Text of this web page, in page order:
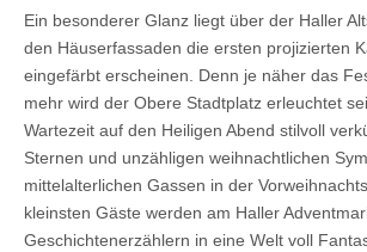
Ein besonderer Glanz liegt über der Haller
den Häuserfassaden die ersten projizierten
eingefärbt erscheinen. Denn je näher das
mehr wird der Obere Stadtplatz erleuchtet
Wartezeit auf den Heiligen Abend stilvoll
Sternen und unzähligen weihnachtlichen
mittelalterlichen Gassen in der
kleinsten Gäste werden am Haller
Geschichtenerzählern in eine Welt voll